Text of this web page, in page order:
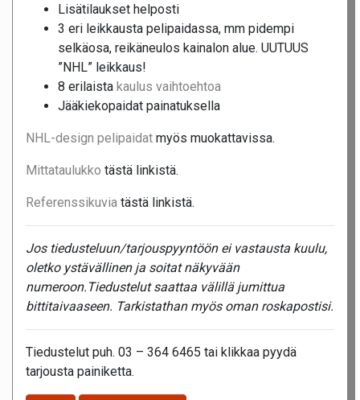
Lisätilaukset helposti
3 eri leikkausta pelipaidassa, mm pidempi
selkäosa, reikäneulos kainalon alue. UUTUUS
”NHL” leikkaus!
8 erilaista kaulus vaihtoehtoa
Jääkiekopaidat painatuksella
NHL-design pelipaidat myös muokattavissa.
Mittataulukko tästä linkistä.
Referenssikuvia tästä linkistä.
Jos tiedusteluun/tarjouspyyntöön ei vastausta kuulu,
oletko ystävällinen ja soitat näkyvään
numeroon.Tiedustelut saattaa välillä jumittua
bittitaivaaseen. Tarkistathan myös oman roskapostisi.
Tiedustelut puh. 03 – 364 6465 tai klikkaa pyydä
tarjousta painiketta.